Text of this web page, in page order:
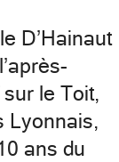
D’Hainaut
le Toit,
Lyonnais,
ans du